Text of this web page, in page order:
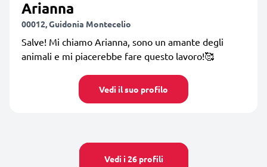
Arianna
00012, Guidonia Montecelio
Salve! Mi chiamo Arianna, sono un amante degli
animali e mi piacerebbe fare questo lavoro!🥰
Vedi il suo profilo
Vedi i 26 profili